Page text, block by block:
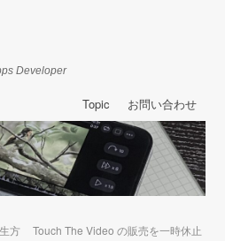
Developer
お問い合わせ
Topic
方
Touch The Video の販売を一時休止